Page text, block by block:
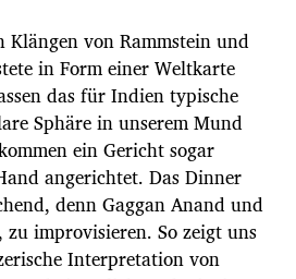
Klängen von Rammstein und
in Form einer Weltkarte
das für Indien typische
Sphäre in unserem Mund
ein Gericht sogar
angerichtet. Das Dinner
denn Gaggan Anand und
zu improvisieren. So zeigt uns
Interpretation von